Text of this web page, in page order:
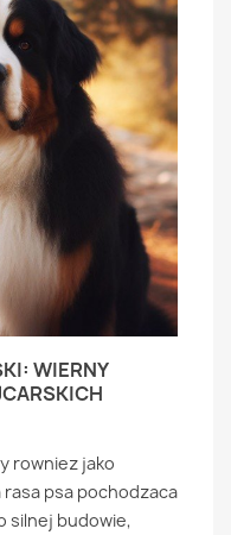
WIERNY
rowniez jako
psa pochodzaca
silnej budowie,